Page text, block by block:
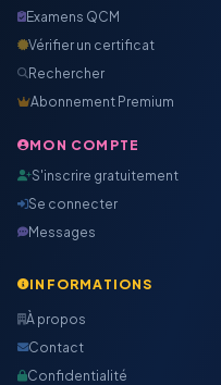
Examens QCM
Vérifier un certificat
Rechercher
Abonnement Premium
MON COMPTE
S'inscrire gratuitement
Se connecter
Messages
INFORMATIONS
À propos
Contact
Confidentialité